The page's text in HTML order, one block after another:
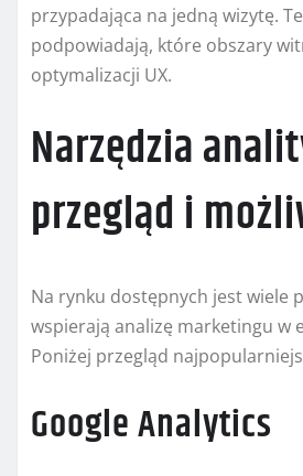
przypadająca na jedną wizytę.
podpowiadają, które obszary
optymalizacji UX.
Narzędzia
przegląd i
Na rynku dostępnych jest wiele
wspierają analizę marketingu w
Poniżej przegląd
Google Analytics